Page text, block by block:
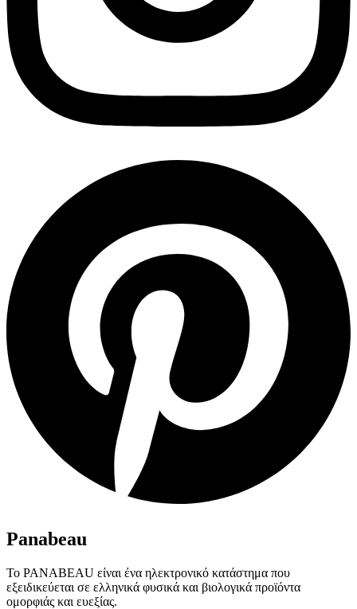
Panabeau
Το PANABEAU είναι ένα ηλεκτρονικό κατάστημα που
εξειδικεύεται σε ελληνικά φυσικά και βιολογικά προϊόντα
ομορφιάς και ευεξίας.